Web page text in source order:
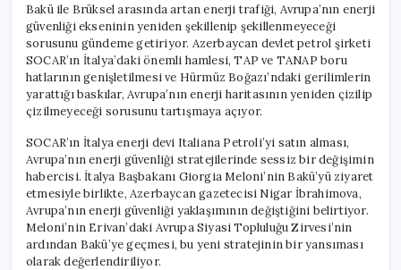
Yeni
Güvenlik
Haritası
için
Bakü ile Brüksel arasında artan enerji trafiği, Avrupa’nın enerji
güvenliği ekseninin yeniden şekillenip şekillenmeyeceği
sorusunu gündeme getiriyor. Azerbaycan devlet petrol şirketi
SOCAR’ın İtalya’daki önemli hamlesi, TAP ve TANAP boru
hatlarının genişletilmesi ve Hürmüz Boğazı’ndaki gerilimlerin
yarattığı baskılar, Avrupa’nın enerji haritasının yeniden çizilip
çizilmeyeceği sorusunu tartışmaya açıyor.
SOCAR’ın İtalya enerji devi Italiana Petroli’yi satın alması,
Avrupa’nın enerji güvenliği stratejilerinde sessiz bir değişimin
habercisi. İtalya Başbakanı Giorgia Meloni’nin Bakü’yü ziyaret
etmesiyle birlikte, Azerbaycan gazetecisi Nigar İbrahimova,
Avrupa’nın enerji güvenliği yaklaşımının değiştiğini belirtiyor.
Meloni’nin Erivan’daki Avrupa Siyasi Topluluğu Zirvesi’nin
ardından Bakü’ye geçmesi, bu yeni stratejinin bir yansıması
olarak değerlendiriliyor.